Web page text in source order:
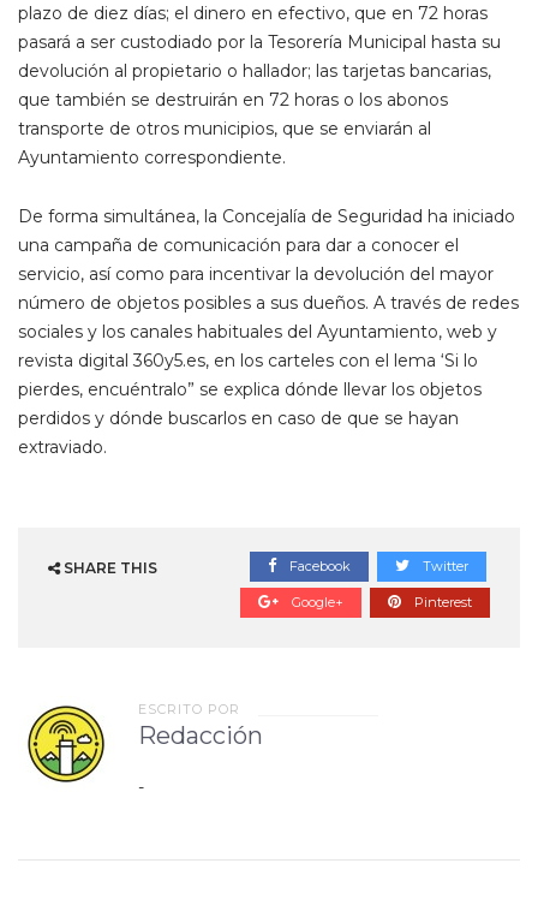
plazo de diez días; el dinero en efectivo, que en 72 horas
pasará a ser custodiado por la Tesorería Municipal hasta su
devolución al propietario o hallador; las tarjetas bancarias,
que también se destruirán en 72 horas o los abonos
transporte de otros municipios, que se enviarán al
Ayuntamiento correspondiente.
De forma simultánea, la Concejalía de Seguridad ha iniciado
una campaña de comunicación para dar a conocer el
servicio, así como para incentivar la devolución del mayor
número de objetos posibles a sus dueños. A través de redes
sociales y los canales habituales del Ayuntamiento, web y
revista digital 360y5.es, en los carteles con el lema ‘Si lo
pierdes, encuéntralo” se explica dónde llevar los objetos
perdidos y dónde buscarlos en caso de que se hayan
extraviado.
SHARE THIS Facebook Twitter
Google+ Pinterest
ESCRITO POR
Redacción
-